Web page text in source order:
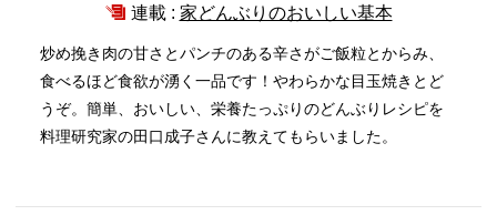
連載 : 家どんぶりのおいしい基本
炒め挽き肉の甘さとパンチのある辛さがご飯粒とからみ、
食べるほど食欲が湧く一品です！やわらかな目玉焼きとど
うぞ。簡単、おいしい、栄養たっぷりのどんぶりレシピを
料理研究家の田口成子さんに教えてもらいました。